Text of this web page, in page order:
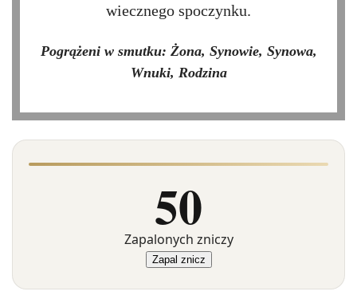
wiecznego spoczynku.
Pogrążeni w smutku: Żona, Synowie, Synowa,
Wnuki, Rodzina
50
Zapalonych zniczy
Zapal znicz